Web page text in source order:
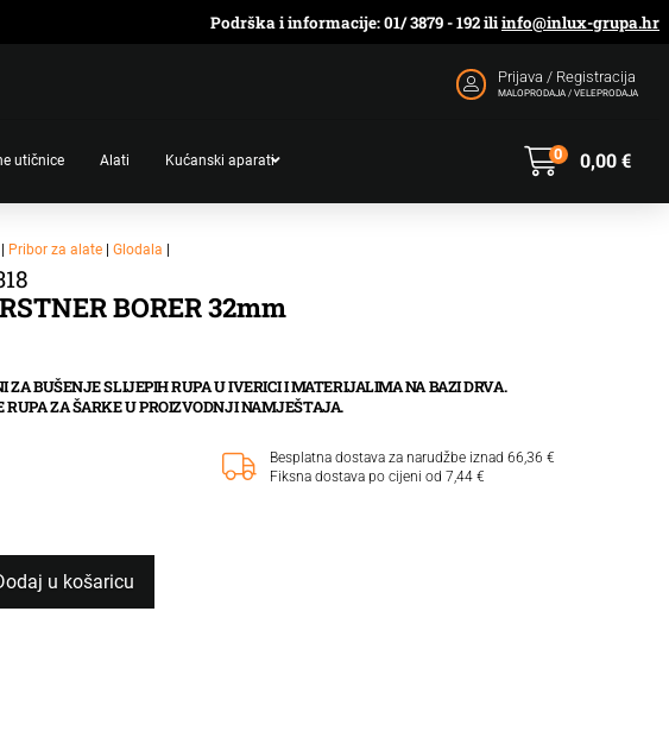
Podrška i informacije: 01/ 3879 - 192 iliinfo@inlux-grupa.hr
Prijava / Registracija
MALOPRODAJA / VELEPRODAJA
utičnice Alati Kućanski aparati 0,00€
0
| Pribor za alate |Glodala |
BORER 32mm
ZA BUŠENJE SLIJEPIH RUPA U IVERICI I MATERIJALIMA NA BAZI DRVA.
RUPA ZA ŠARKE U PROIZVODNJI NAMJEŠTAJA.
Besplatna dostava za narudžbe iznad 66,36 €
Fiksna dostava po cijeni od 7,44 €
u košaricu